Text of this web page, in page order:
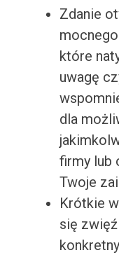
Zdanie
które
uwagę
dla
firmy lub
Twoje
Krótkie
się